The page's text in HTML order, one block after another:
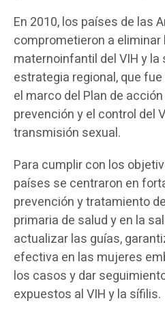
En 2010, los países de las
comprometieron a
maternoinfantil del VIH y
estrategia regional, que
el marco del Plan de
prevención y el control del
transmisión sexual.
Para cumplir con los
países se centraron en
prevención y tratamiento
primaria de salud y en la
actualizar las guías,
efectiva en las mujeres
los casos y dar
expuestos al VIH y la sífilis.